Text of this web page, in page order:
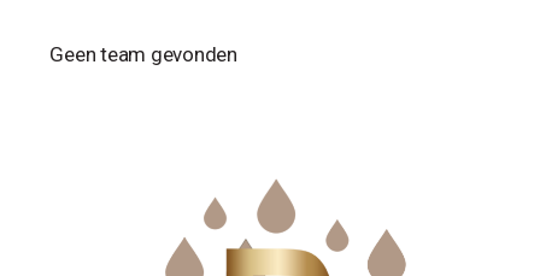
Geen team gevonden